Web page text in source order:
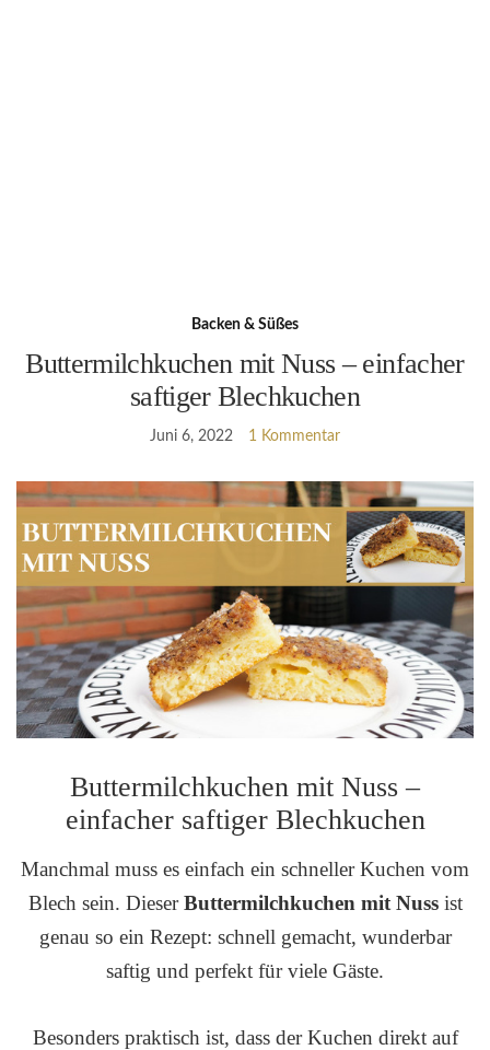
Backen & Süßes
Buttermilchkuchen mit Nuss – einfacher
saftiger Blechkuchen
Juni 6, 2022 1 Kommentar
Buttermilchkuchen mit Nuss –
einfacher saftiger Blechkuchen
Manchmal muss es einfach ein schneller Kuchen vom
Blech sein. DieserButtermilchkuchen mit Nussist
genau so ein Rezept: schnell gemacht, wunderbar
saftig und perfekt für viele Gäste.
Besonders praktisch ist, dass der Kuchen direkt auf